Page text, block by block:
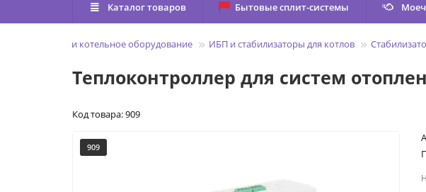
Каталог товаров Бытовые сплит-системы
Котлы и котельное оборудование ИБП и стабилизаторы для котлов
Теплоконтроллер для систем
Код товара: 909
909